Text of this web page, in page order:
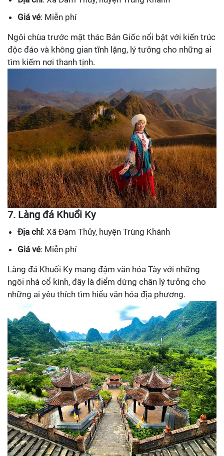
Giá vé: Miễn phí
Ngôi chùa trước mặt thác Bản Giốc nổi bật với kiến trúc
độc đáo và không gian tĩnh lặng, lý tưởng cho những ai
tìm kiếm nơi thanh tịnh.
7. Làng đá Khuổi Ky
Địa chỉ: Xã Đàm Thủy, huyện Trùng Khánh
Giá vé: Miễn phí
Làng đá Khuổi Ky mang đậm văn hóa Tày với những
ngôi nhà cổ kính, đây là điểm dừng chân lý tưởng cho
những ai yêu thích tìm hiểu văn hóa địa phương.